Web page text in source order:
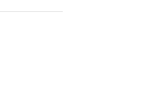
その音が途切
調整し、1秒
a NFT
た利用、商用
らに限りませ